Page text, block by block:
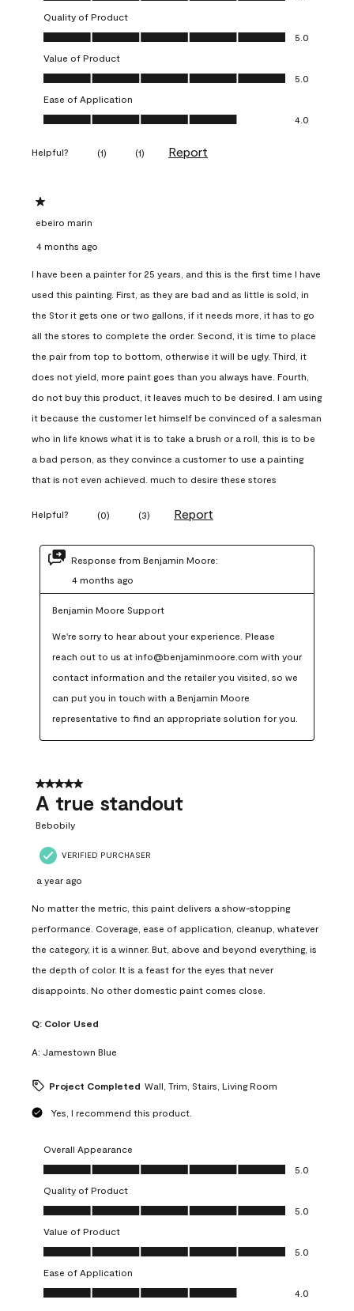
Quality of Product
Quality of Product, 5.0 out of 5
5.0
Value of Product
Value of Product, 5.0 out of 5
5.0
Ease of Application
Ease of Application, 4.0 out of 5
4.0
Helpful? (1) (1) Report
1 out of 5 stars.
ebeiro marin
4 months ago
I have been a painter for 25 years, and this is the first time I have
used this painting. First, as they are bad and as little is sold, in
the Stor it gets one or two gallons, if it needs more, it has to go
all the stores to complete the order. Second, it is time to place
the pair from top to bottom, otherwise it will be ugly. Third, it
does not yield, more paint goes than you always have. Fourth,
do not buy this product, it leaves much to be desired. I am using
it because the customer let himself be convinced of a salesman
who in life knows what it is to take a brush or a roll, this is to be
a bad person, as they convince a customer to use a painting
that is not even achieved. much to desire these stores
Helpful? (0) (3) Report
Response from Benjamin Moore:
4 months ago
Benjamin Moore Support
We're sorry to hear about your experience. Please
reach out to us at info@benjaminmoore.com with your
contact information and the retailer you visited, so we
can put you in touch with a Benjamin Moore
representative to find an appropriate solution for you.
5 out of 5 stars.
A true standout
Bebobily
VERIFIED PURCHASER
a year ago
No matter the metric, this paint delivers a show-stopping
performance. Coverage, ease of application, cleanup, whatever
the category, it is a winner. But, above and beyond everything, is
the depth of color. It is a feast for the eyes that never
disappoints. No other domestic paint comes close.
Q: Color Used
A: Jamestown Blue
Project Completed Wall, Trim, Stairs, Living Room
Yes, I recommend this product.
Overall Appearance
Overall Appearance, 5.0 out of 5
5.0
Quality of Product
Quality of Product, 5.0 out of 5
5.0
Value of Product
Value of Product, 5.0 out of 5
5.0
Ease of Application
Ease of Application, 4.0 out of 5
4.0